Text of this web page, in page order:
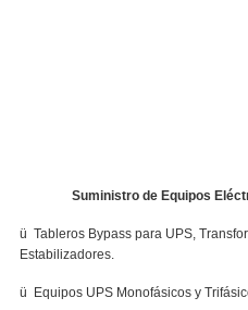
Suministro de Equipos
ü Tableros Bypass para UPS,
Estabilizadores.
ü Equipos UPS Monofásicos y